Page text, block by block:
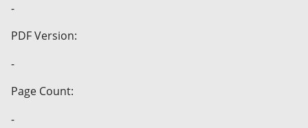
-
PDF Version:
-
Page Count:
-